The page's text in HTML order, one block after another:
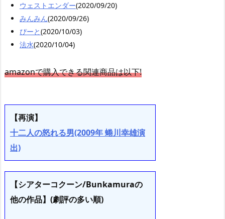
ウェストエンダー(2020/09/20)
みんみん(2020/09/26)
ぴーと(2020/10/03)
法水(2020/10/04)
amazonで購入できる関連商品は以下!
【再演】
十二人の怒れる男(2009年 蜷川幸雄演
出)
【シアターコクーン/Bunkamuraの
他の作品】(劇評の多い順)